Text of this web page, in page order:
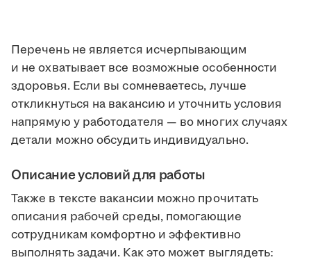
Перечень не является исчерпывающим
и не охватывает все возможные особенности
здоровья. Если вы сомневаетесь, лучше
откликнуться на вакансию и уточнить условия
напрямую у работодателя — во многих случаях
детали можно обсудить индивидуально.
Описание условий для работы
Также в тексте вакансии можно прочитать
описания рабочей среды, помогающие
сотрудникам комфортно и эффективно
выполнять задачи. Как это может выглядеть: